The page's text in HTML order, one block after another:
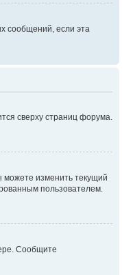
сообщений, если эта
сверху страниц форума.
изменить текущий
пользователем.
Сообщите